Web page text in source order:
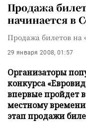
Продажа
начинается в
Продажа билетов на
29 января 2008, 01:57
Организаторы
конкурса
впервые пройдет
местному
этап продажи